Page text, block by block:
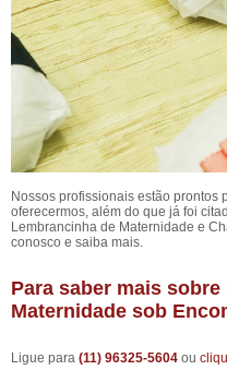
Nossos profissionais estão prontos
oferecermos, além do que já foi
Lembrancinha de Maternidade e
conosco e saiba mais.
Para saber mais
Maternidade sob
Ligue para (11) 96325-5604 ou